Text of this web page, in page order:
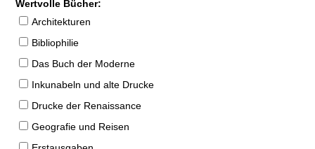
Wertvolle Bücher:
Architekturen
Bibliophilie
Das Buch der Moderne
Inkunabeln und alte Drucke
Drucke der Renaissance
Geografie und Reisen